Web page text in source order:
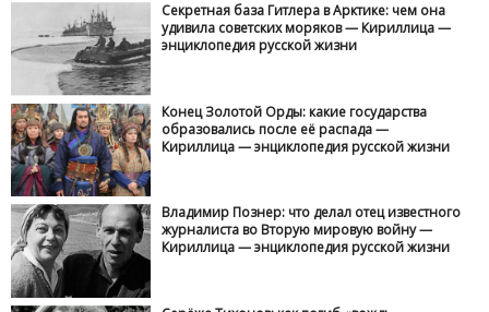
Секретная база Гитлера в Арктике: чем она
удивила советских моряков — Кириллица —
энциклопедия русской жизни
Конец Золотой Орды: какие государства
образовались после её распада —
Кириллица — энциклопедия русской жизни
Владимир Познер: что делал отец известного
журналиста во Вторую мировую войну —
Кириллица — энциклопедия русской жизни